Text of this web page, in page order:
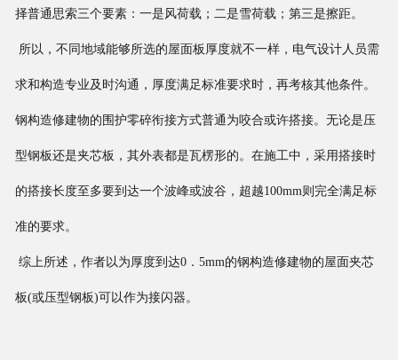
择普通思索三个要素：一是风荷载；二是雪荷载；第三是擦距。
所以，不同地域能够所选的屋面板厚度就不一样，电气设计人员需
求和构造专业及时沟通，厚度满足标准要求时，再考核其他条件。
钢构造修建物的围护零碎衔接方式普通为咬合或许搭接。无论是压
型钢板还是夹芯板，其外表都是瓦楞形的。在施工中，采用搭接时
的搭接长度至多要到达一个波峰或波谷，超越100mm则完全满足标
准的要求。
综上所述，作者以为厚度到达0．5mm的钢构造修建物的屋面夹芯
板(或压型钢板)可以作为接闪器。